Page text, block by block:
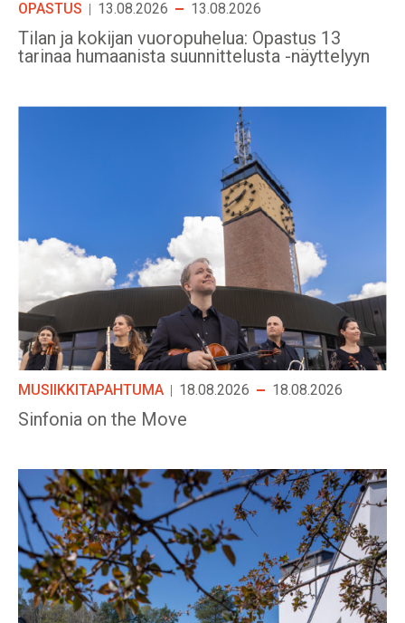
OPASTUS 13.08.2026 13.08.2026
Tilan ja kokijan vuoropuhelua: Opastus 13
tarinaa humaanista suunnittelusta -näyttelyyn
MUSIIKKITAPAHTUMA 18.08.2026 18.08.2026
Sinfonia on the Move